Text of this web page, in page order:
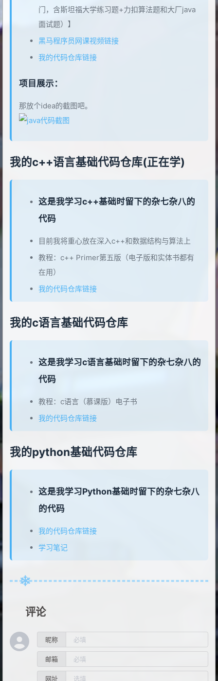
门，含斯坦福大学练习题+力扣算法题和大厂java
面试题）】
黑马程序员网课视频链接
我的代码仓库链接
项目展示：
那放个idea的截图吧。
我的c++语言基础代码仓库(正在学)
这是我学习c++基础时留下的杂七杂八的
代码
目前我将重心放在深入c++和数据结构与算法上
教程：c++ Primer第五版（电子版和实体书都有
在用）
我的代码仓库链接
我的c语言基础代码仓库
这是我学习c语言基础时留下的杂七杂八的
代码
教程：c语言（慕课版）电子书
我的代码仓库链接
我的python基础代码仓库
这是我学习Python基础时留下的杂七杂八
的代码
我的代码仓库链接
学习笔记
评论
昵称
邮箱
网址